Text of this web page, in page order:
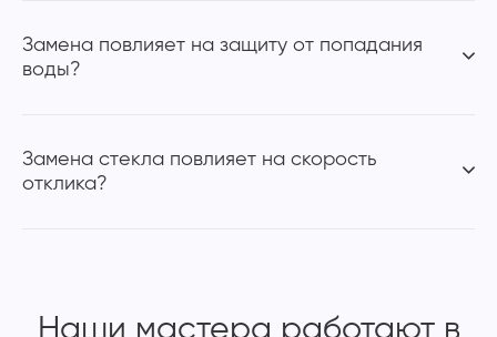
Замена повлияет на защиту от попадания
воды?
Замена стекла повлияет на скорость
отклика?
Наши мастера работают в